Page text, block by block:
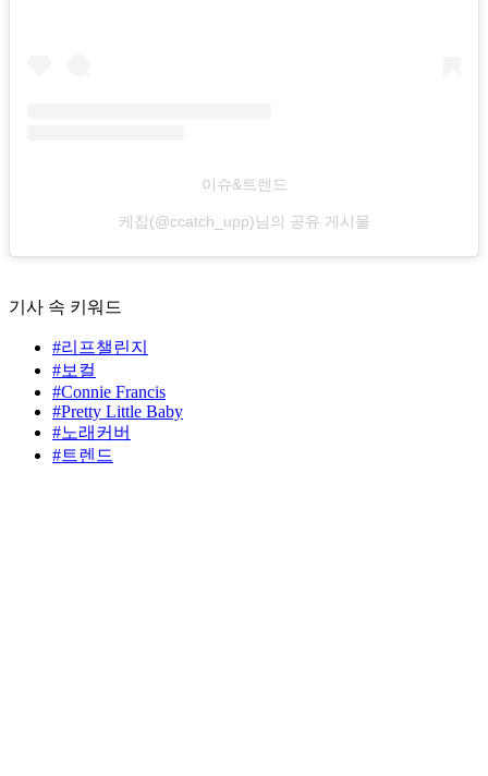
이슈&트렌드
케찹(@ccatch_upp)님의 공유 게시물
기사 속 키워드
#리프챌린지
#보컬
#Connie Francis
#Pretty Little Baby
#노래커버
#트렌드